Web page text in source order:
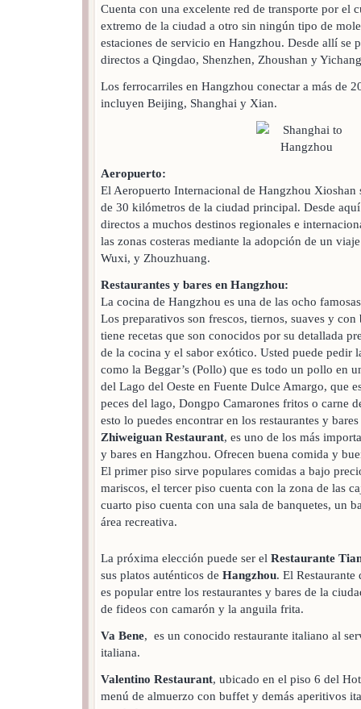
Cuenta con una excelente red de transporte por el
extremo de la ciudad a otro sin ningún tipo de
estaciones de servicio en Hangzhou. Desde allí se
directos a Qingdao, Shenzhen, Zhoushan y
Los ferrocarriles en Hangzhou conectar a más de
incluyen Beijing, Shanghai y Xian.
Aeropuerto:
El Aeropuerto Internacional de Hangzhou Xioshan
de 30 kilómetros de la ciudad principal. Desde
directos a muchos destinos regionales e
las zonas costeras mediante la adopción de un
Wuxi, y Zhouzhuang.
Restaurantes y bares en Hangzhou:
La cocina de Hangzhou es una de las ocho
Los preparativos son frescos, tiernos, suaves y
tiene recetas que son conocidos por su detallada
de la cocina y el sabor exótico. Usted puede pedir
como la Beggar’s (Pollo) que es todo un pollo en
del Lago del Oeste en Fuente Dulce Amargo, que
peces del lago, Dongpo Camarones fritos o carne
esto lo puedes encontrar en los restaurantes y
Zhiweiguan Restaurant, es uno de los más
y bares en Hangzhou. Ofrecen buena comida y
El primer piso sirve populares comidas a bajo
mariscos, el tercer piso cuenta con la zona de las
cuarto piso cuenta con una sala de banquetes, un
área recreativa.
La próxima elección puede ser el Restaurante
sus platos auténticos de Hangzhou. El
es popular entre los restaurantes y bares de la
de fideos con camarón y la anguila frita.
Va Bene, es un conocido restaurante italiano al
italiana.
Valentino Restaurant, ubicado en el piso 6 del
menú de almuerzo con buffet y demás aperitivos